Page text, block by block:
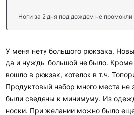
Ноги за 2 дня под дождем не
У меня нету большого рюкзака.
да и нужды большой не было. Кроме
вошло в рюкзак, котелок в т.ч.
Продуктовый набор много места не
были сведены к минимуму. Из
носки. При желании можно было еще